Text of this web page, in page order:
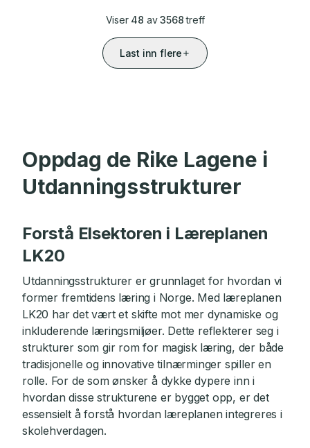
Viser 48 av 3568treff
Last inn flere
Oppdag de Rike Lagene i
Utdanningsstrukturer
Forstå Elsektoren i Læreplanen
LK20
Utdanningsstrukturer er grunnlaget for hvordan vi
former fremtidens læring i Norge. Med læreplanen
LK20 har det vært et skifte mot mer dynamiske og
inkluderende læringsmiljøer. Dette reflekterer seg i
strukturer som gir rom for magisk læring, der både
tradisjonelle og innovative tilnærminger spiller en
rolle. For de som ønsker å dykke dypere inn i
hvordan disse strukturene er bygget opp, er det
essensielt å forstå hvordan læreplanen integreres i
skolehverdagen.